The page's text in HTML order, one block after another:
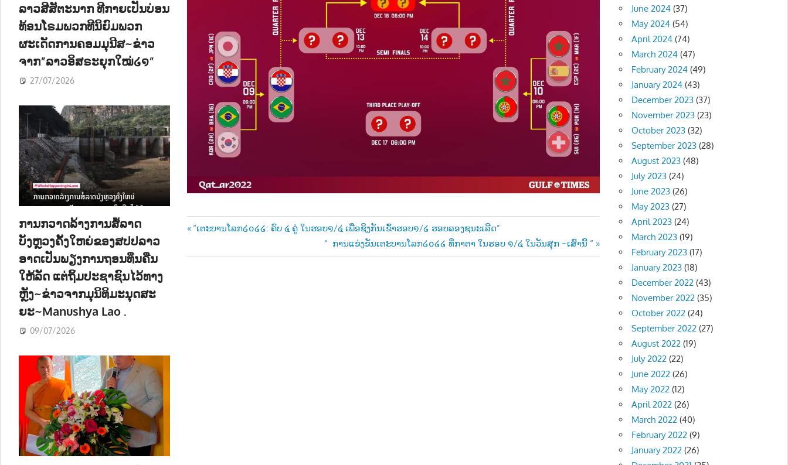
Post
navigation
Previous
“ເຕະບານໂລກ໒໐໒໒: ຄົບ ໔ ຄູ່ ໃນຮອບ໑/໔ ເພື່ອຊິງກັນເຂົ້າຮອບ໑/໒ ຮອບລອງຊນະເລີດ”
Next
Post:
“ ການແຂ່ງຂັນເຕະບານໂລກ໒໐໒໒ ທີ່ກາຕາ ໃນຮອບ ໑/໔ ໃນວັນສຸກ ~ເສົານີ້ “
ລາວສີສັຕະນາກ ທີກາຍເປັນບ່ອນ
ທ້ອນໂຣມພວກທີນິຍົມພວກ
ຜະເດັດການຄອມມຸນີສ~ຂ່າວ
ຈາກ”ລາວອິສຣະຍຸກໃໝ່໒໑”
27/07/2026
ການກວາດລ້າງການສໍ້ລາດ
ບັງຫຼວງຄັ້ງໃຫຍ່ຂອງສປປລາວ
ອາດເປັນພຽງການຖອນທຶນຄືນ
ໃຫ້ລັດ ແຕ່ຖິ້ມປະຊາຊົນໄວ້ທາງ
ຫຼັງ~ຂ່າວຈາກມຸນິທິມະນຸດສະ
ຍະ~Manushya Lao .
09/07/2026
June 2024 (37)
May 2024 (54)
April 2024 (74)
March 2024 (47)
February 2024 (49)
January 2024 (43)
December 2023 (37)
November 2023 (23)
October 2023 (32)
September 2023 (28)
August 2023 (48)
July 2023 (24)
June 2023 (26)
May 2023 (27)
April 2023 (24)
March 2023 (19)
February 2023 (17)
January 2023 (18)
December 2022 (43)
November 2022 (35)
October 2022 (24)
September 2022 (27)
August 2022 (19)
July 2022 (22)
June 2022 (26)
May 2022 (12)
April 2022 (26)
March 2022 (40)
February 2022 (9)
January 2022 (26)